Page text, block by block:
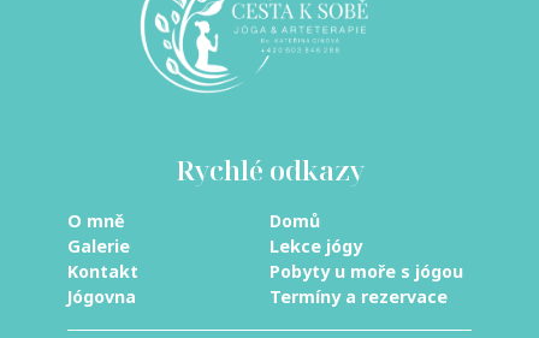
Rychlé odkazy
O mně
Galerie
Kontakt
Jógovna
Domů
Lekce jógy
Pobyty u moře s jógou
Termíny a rezervace